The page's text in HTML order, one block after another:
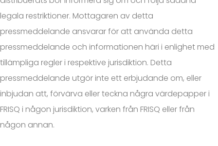
legala restriktioner. Mottagaren av detta
pressmeddelande ansvarar för att använda detta
pressmeddelande och informationen häri i enlighet med
tillämpliga regler i respektive jurisdiktion. Detta
pressmeddelande utgör inte ett erbjudande om, eller
inbjudan att, förvärva eller teckna några värdepapper i
FRISQ i någon jurisdiktion, varken från FRISQ eller från
någon annan.